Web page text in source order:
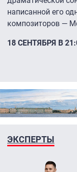
написанной его
композиторов —
18 СЕНТЯБРЯ В
ЭКСПЕРТЫ